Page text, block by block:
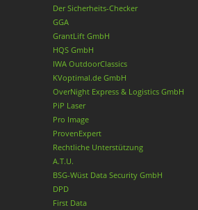
Der Sicherheits-Checker
GGA
GrantLift GmbH
HQS GmbH
IWA OutdoorClassics
KVoptimal.de GmbH
OverNight Express & Logistics GmbH
PiP Laser
Pro Image
ProvenExpert
Rechtliche Unterstützung
A.T.U.
BSG-Wüst Data Security GmbH
DPD
First Data